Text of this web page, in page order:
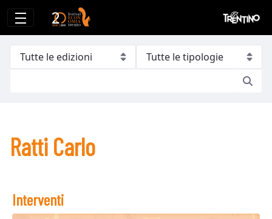
Ratti Carlo
Ratti Carlo
Interventi